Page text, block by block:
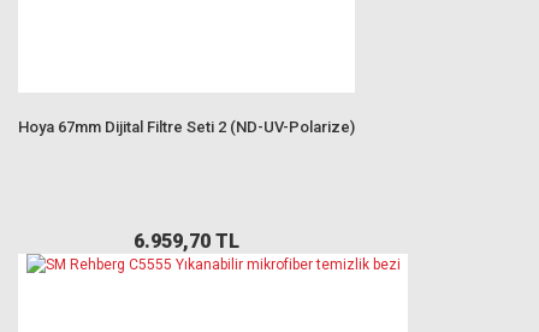
Hoya 67mm Dijital Filtre Seti 2 (ND-UV-Polarize)
6.959,70 TL